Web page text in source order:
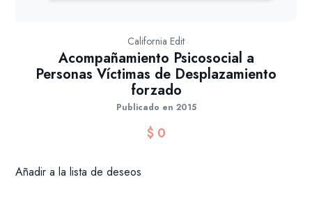
California Edit
Acompañamiento Psicosocial a
Personas Víctimas de Desplazamiento
forzado
Publicado en 2015
$0
Añadir a la lista de deseos